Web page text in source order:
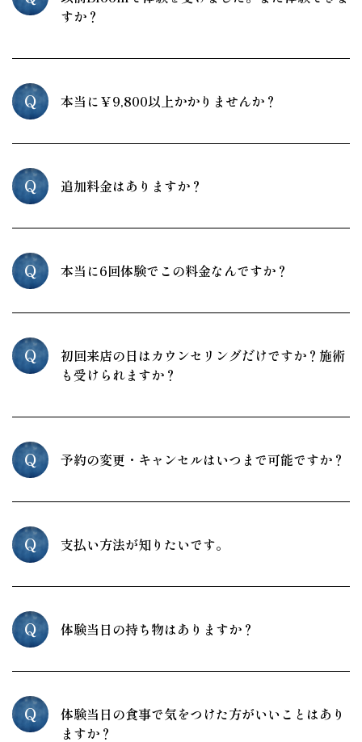
すか？
Q 本当に￥9,800以上かかりませんか？
Q 追加料金はありますか？
Q 本当に6回体験でこの料金なんですか？
Q
初回来店の日はカウンセリングだけですか？施術
も受けられますか？
Q 予約の変更・キャンセルはいつまで可能ですか？
Q 支払い方法が知りたいです。
Q 体験当日の持ち物はありますか？
Q
体験当日の食事で気をつけた方がいいことはあり
ますか？